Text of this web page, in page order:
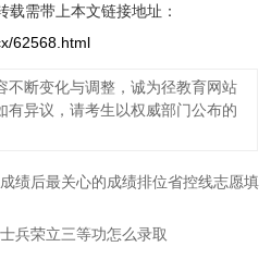
载需带上本文链接地址：
62568.html
不断变化与调整，诚为径教育网站
有异议，请考生以权威部门公布的
绩后最关心的成绩排位省控线志愿填
兵荣立三等功怎么录取